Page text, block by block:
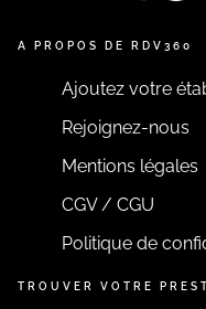
A PROPOS DE RDV360
Ajoutez votre
Rejoignez-nous
Mentions légales
CGV / CGU
Politique de
TROUVER VOTRE